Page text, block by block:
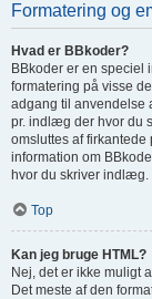
Formatering og
Hvad er BBkoder?
BBkoder er en speciel
formatering på visse
adgang til anvendelse
pr. indlæg der hvor du
omsluttes af firkantede
information om
hvor du skriver indlæg.
Top
Kan jeg bruge HTML?
Nej, det er ikke muligt
Det meste af den